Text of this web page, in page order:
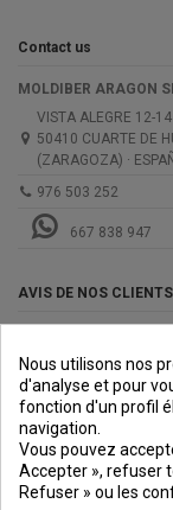
Contact us
MOLDIBER ARAGON
VISTA ALEGRE 12-14
50410 CUARTE DE
(ZARAGOZA) ·
976 503 252
667 838 947
AVIS DE NOS CLIENTS
PREMIOS
DE PAGO
Nous utilisons nos
d'analyse et pour
fonction d'un profil
navigation.
Vous pouvez
Accepter », refuser
Refuser » ou les